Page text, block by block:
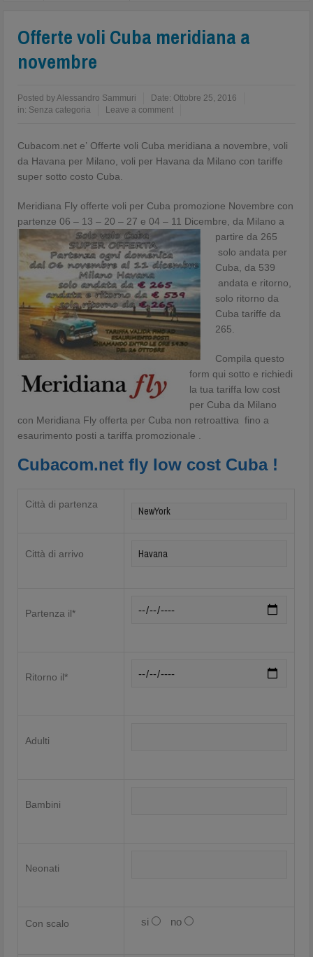
Offerte voli Cuba meridiana a
novembre
Posted byAlessandro Sammuri Date: Ottobre 25, 2016
in: Senza categoria Leave a comment
Cubacom.net e’ Offerte voli Cuba meridiana a novembre, voli
da Havana per Milano, voli per Havana da Milano con tariffe
super sotto costo Cuba.
Meridiana Fly offerte voli per Cuba promozione Novembre con
partenze 06 – 13 – 20 – 27 e 04 – 11 Dicembre,da Milano a
partire da 265
solo andata per
Cuba, da 539
andata e ritorno,
solo ritorno da
Cuba tariffe da
265.
Compila questo
form qui sotto e richiedi
la tua tariffa low cost
per Cuba da Milano
con Meridiana Fly offerta per Cuba non retroattiva fino a
esaurimento posti a tariffa promozionale .
Cubacom.net fly low cost Cuba !
Città di partenza
Città di arrivo
Partenza il*
Ritorno il*
Adulti
Bambini
Neonati
Con scalo si no